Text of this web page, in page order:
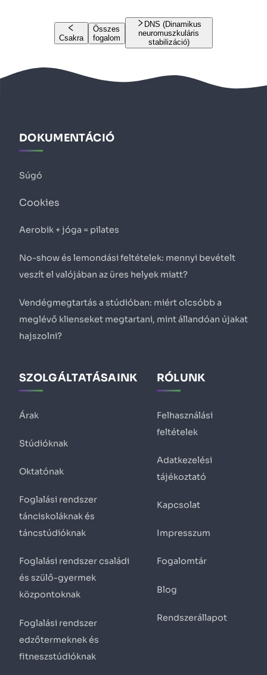
Csakra
Összes
fogalom
DNS (Dinamikus
neuromuszkuláris
stabilizáció)
DOKUMENTÁCIÓ
Súgó
Cookies
Aerobik + jóga = pilates
No-show és lemondási feltételek: mennyi bevételt
veszít el valójában az üres helyek miatt?
Vendégmegtartás a stúdióban: miért olcsóbb a
meglévő klienseket megtartani, mint állandóan újakat
hajszolni?
SZOLGÁLTATÁSAINK
Árak
Stúdióknak
Oktatónak
Foglalási rendszer
tánciskoláknak és
táncstúdióknak
Foglalási rendszer családi
és szülő-gyermek
központoknak
Foglalási rendszer
edzőtermeknek és
fitneszstúdióknak
RÓLUNK
Felhasználási
feltételek
Adatkezelési
tájékoztató
Kapcsolat
Impresszum
Fogalomtár
Blog
Rendszerállapot